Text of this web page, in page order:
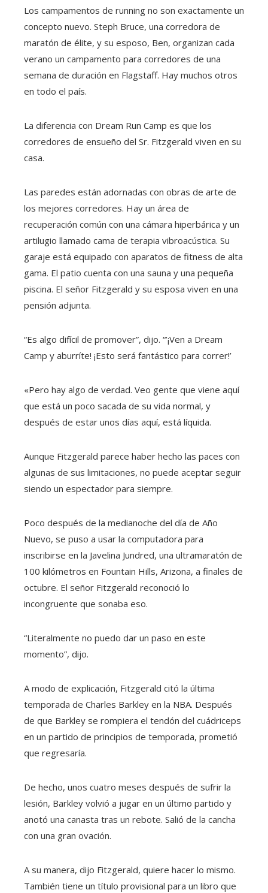
Los campamentos de running no son exactamente un
concepto nuevo. Steph Bruce, una corredora de
maratón de élite, y su esposo, Ben, organizan cada
verano un campamento para corredores de una
semana de duración en Flagstaff. Hay muchos otros
en todo el país.
La diferencia con Dream Run Camp es que los
corredores de ensueño del Sr. Fitzgerald viven en su
casa.
Las paredes están adornadas con obras de arte de
los mejores corredores. Hay un área de
recuperación común con una cámara hiperbárica y un
artilugio llamado cama de terapia vibroacústica. Su
garaje está equipado con aparatos de fitness de alta
gama. El patio cuenta con una sauna y una pequeña
piscina. El señor Fitzgerald y su esposa viven en una
pensión adjunta.
“Es algo difícil de promover”, dijo. “’¡Ven a Dream
Camp y aburríte! ¡Esto será fantástico para correr!’
«Pero hay algo de verdad. Veo gente que viene aquí
que está un poco sacada de su vida normal, y
después de estar unos días aquí, está líquida.
Aunque Fitzgerald parece haber hecho las paces con
algunas de sus limitaciones, no puede aceptar seguir
siendo un espectador para siempre.
Poco después de la medianoche del día de Año
Nuevo, se puso a usar la computadora para
inscribirse en la Javelina Jundred, una ultramaratón de
100 kilómetros en Fountain Hills, Arizona, a finales de
octubre. El señor Fitzgerald reconoció lo
incongruente que sonaba eso.
“Literalmente no puedo dar un paso en este
momento”, dijo.
A modo de explicación, Fitzgerald citó la última
temporada de Charles Barkley en la NBA. Después
de que Barkley se rompiera el tendón del cuádriceps
en un partido de principios de temporada, prometió
que regresaría.
De hecho, unos cuatro meses después de sufrir la
lesión, Barkley volvió a jugar en un último partido y
anotó una canasta tras un rebote. Salió de la cancha
con una gran ovación.
A su manera, dijo Fitzgerald, quiere hacer lo mismo.
También tiene un título provisional para un libro que